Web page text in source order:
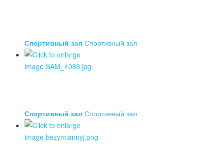
Спортивный зал Спортивный зал
Спортивный зал Спортивный зал